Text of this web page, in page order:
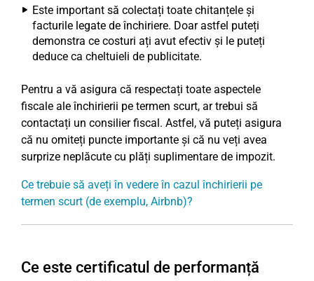
Este important să colectați toate chitanțele și
facturile legate de închiriere. Doar astfel puteți
demonstra ce costuri ați avut efectiv și le puteți
deduce ca cheltuieli de publicitate.
Pentru a vă asigura că respectați toate aspectele
fiscale ale închirierii pe termen scurt, ar trebui să
contactați un consilier fiscal. Astfel, vă puteți asigura
că nu omiteți puncte importante și că nu veți avea
surprize neplăcute cu plăți suplimentare de impozit.
Ce trebuie să aveți în vedere în cazul închirierii pe
termen scurt (de exemplu, Airbnb)?
Ce este certificatul de performanță